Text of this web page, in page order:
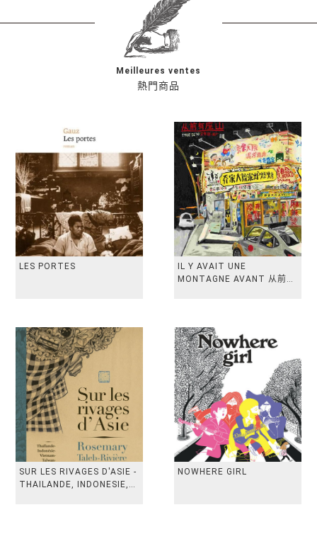
熱門商品
Meilleures ventes
LES PORTES
IL Y AVAIT UNE
MONTAGNE AVANT 从前有
SUR LES RIVAGES D'ASIE -
THAILANDE, INDONESIE,
NOWHERE GIRL